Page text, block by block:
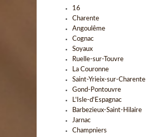
16
Charente
Angoulême
Cognac
Soyaux
Ruelle-sur-Touvre
La Couronne
Saint-Yrieix-sur-Charente
Gond-Pontouvre
L'Isle-d'Espagnac
Barbezieux-Saint-Hilaire
Jarnac
Champniers